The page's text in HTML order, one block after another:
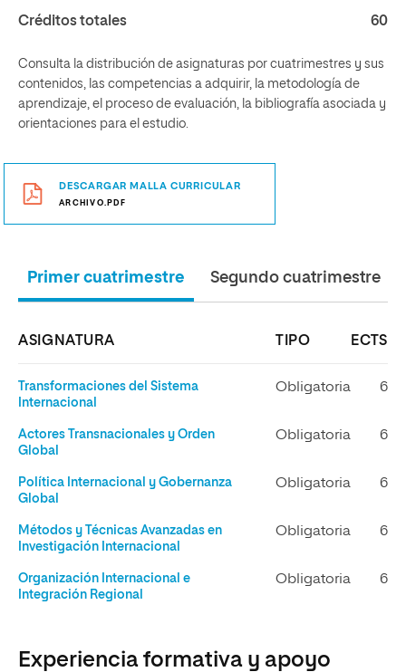
Créditos totales 60
Consulta la distribución de asignaturas por cuatrimestres y sus
contenidos, las competencias a adquirir, la metodología de
aprendizaje, el proceso de evaluación, la bibliografía asociada y
orientaciones para el estudio.
DESCARGAR MALLA CURRICULAR
ARCHIVO.PDF
Primer cuatrimestre Segundo cuatrimestre
ASIGNATURA TIPO ECTS
Transformaciones del Sistema
Internacional
Obligatoria 6
Actores Transnacionales y Orden
Global
Obligatoria 6
Política Internacional y Gobernanza
Global
Obligatoria 6
Métodos y Técnicas Avanzadas en
Investigación Internacional
Obligatoria 6
Organización Internacional e
Integración Regional
Obligatoria 6
Experiencia formativa y apoyo